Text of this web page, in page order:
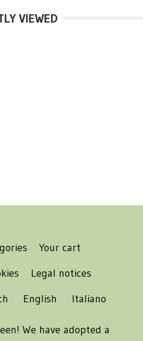
VIEWED
Your cart
Legal notices
English Italiano
We have adopted a